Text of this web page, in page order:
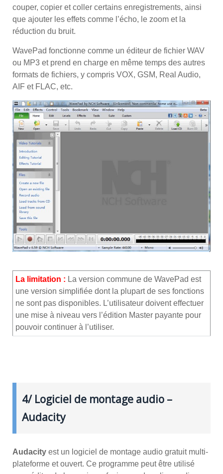
couper, copier et coller certains enregistrements, ainsi
que ajouter les effets comme l’écho, le zoom et la
réduction du bruit.
WavePad fonctionne comme un éditeur de fichier WAV
ou MP3 et prend en charge en même temps des autres
formats de fichiers, y compris VOX, GSM, Real Audio,
AIF et FLAC, etc.
La limitation : La version commune de WavePad est
une version simplifiée dont la plupart de ses fonctions
ne sont pas disponibles. L’utilisateur doivent effectuer
une mise à niveau vers l’édition Master payante pour
pouvoir continuer à l’utiliser.
4/ Logiciel de montage audio –
Audacity
Audacity est un logiciel de montage audio gratuit multi-
plateforme et ouvert. Ce programme peut être utilisé